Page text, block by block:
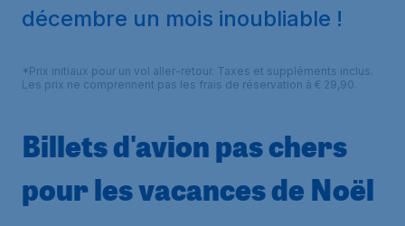
décembre un mois inoubliable !
*Prix initiaux pour un vol aller-retour. Taxes et suppléments inclus.
Les prix ne comprennent pas les frais de réservation à € 29,90.
Billets d'avion pas chers
pour les vacances de Noël